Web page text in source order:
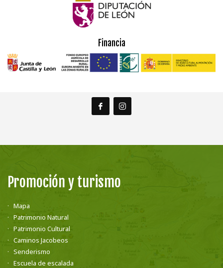
Financia
Promoción y turismo
Mapa
Patrimonio Natural
Patrimonio Cultural
Caminos Jacobeos
Senderismo
Escuela de escalada